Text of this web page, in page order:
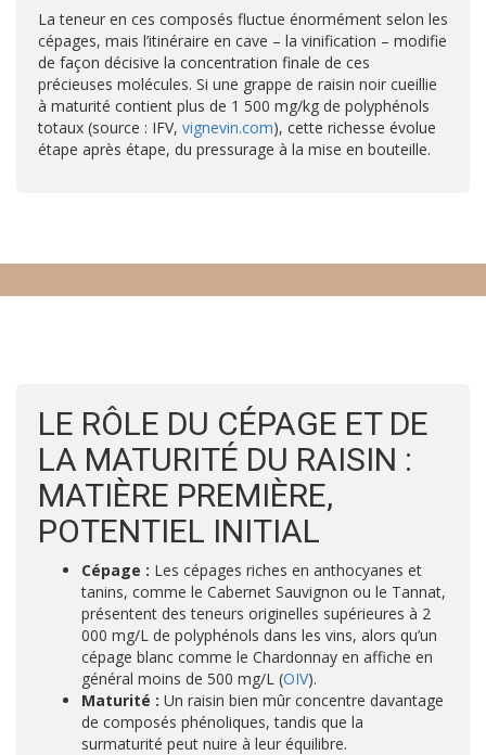
La teneur en ces composés fluctue énormément selon les
cépages, mais l’itinéraire en cave – la vinification – modifie
de façon décisive la concentration finale de ces
précieuses molécules. Si une grappe de raisin noir cueillie
à maturité contient plus de 1 500 mg/kg de polyphénols
totaux (source : IFV, vignevin.com), cette richesse évolue
étape après étape, du pressurage à la mise en bouteille.
LE RÔLE DU CÉPAGE ET DE
LA MATURITÉ DU RAISIN :
MATIÈRE PREMIÈRE,
POTENTIEL INITIAL
Cépage : Les cépages riches en anthocyanes et
tanins, comme le Cabernet Sauvignon ou le Tannat,
présentent des teneurs originelles supérieures à 2
000 mg/L de polyphénols dans les vins, alors qu’un
cépage blanc comme le Chardonnay en affiche en
général moins de 500 mg/L (OIV).
Maturité : Un raisin bien mûr concentre davantage
de composés phénoliques, tandis que la
surmaturité peut nuire à leur équilibre.